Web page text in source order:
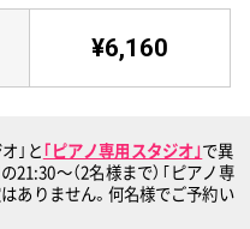
¥6,160
｣と ｢ピアノ専用スタジオ｣で異
21:30〜（2名様まで）｢ピアノ専
ありません。何名様でご予約い